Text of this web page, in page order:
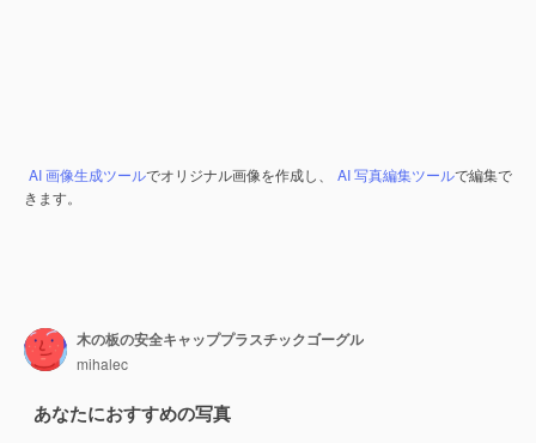
AI 画像生成ツールでオリジナル画像を作成し、 AI 写真編集ツールで編集で
きます。
木の板の安全キャッププラスチックゴーグル
mihalec
あなたにおすすめの写真